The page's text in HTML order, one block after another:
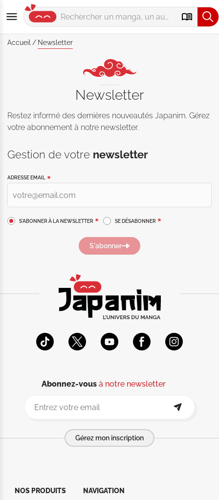
Accueil Newsletter
Newsletter
Restez informé des dernières nouveautés Japanim. Gérez
votre abonnement à notre newsletter.
Gestion de votre newsletter
ADRESSE EMAIL
S'ABONNER À LA NEWSLETTER SE DÉSABONNER
S'abonner
Abonnez-vousà notre newsletter
Gérez mon inscription
NOS PRODUITS
NAVIGATION